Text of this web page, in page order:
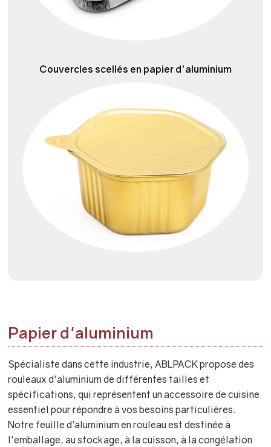
Couvercles scellés en papier d'aluminium
Papier d'aluminium
Spécialiste dans cette industrie, ABLPACK propose des
rouleaux d'aluminium de différentes tailles et
spécifications, qui représentent un accessoire de cuisine
essentiel pour répondre à vos besoins particulières.
Notre feuille d’aluminium en rouleau est destinée à
l'emballage, au stockage, à la cuisson, à la congélation